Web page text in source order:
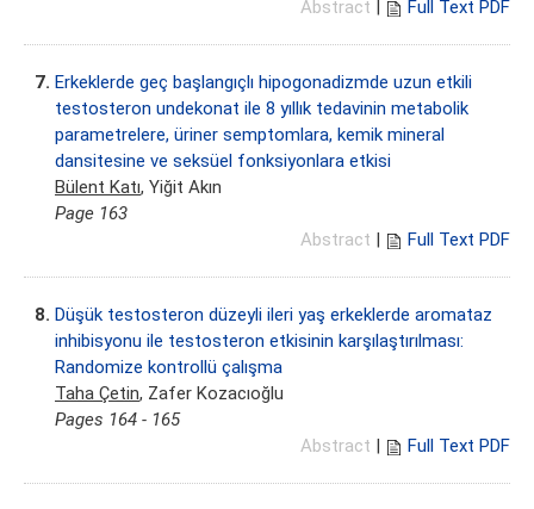
Abstract Full Text PDF
7. Erkeklerde geç başlangıçlı hipogonadizmde uzun etkili
testosteron undekonat ile 8 yıllık tedavinin metabolik
parametrelere, üriner semptomlara, kemik mineral
dansitesine ve seksüel fonksiyonlara etkisi
Bülent Katı, Yiğit Akın
Page 163
Abstract
Full Text PDF
8. Düşük testosteron düzeyli ileri yaş erkeklerde aromataz
inhibisyonu ile testosteron etkisinin karşılaştırılması:
Randomize kontrollü çalışma
Taha Çetin, Zafer Kozacıoğlu
Pages 164 - 165
Abstract
Full Text PDF